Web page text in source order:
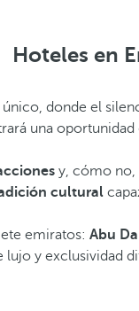
Hoteles en
donde el
una
y, cómo no,
cultural
emiratos: Abu
lujo y exclusividad